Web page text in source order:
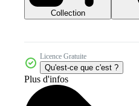
Collection
Licence Gratuite
Qu'est-ce que c'est ?
Plus d'infos